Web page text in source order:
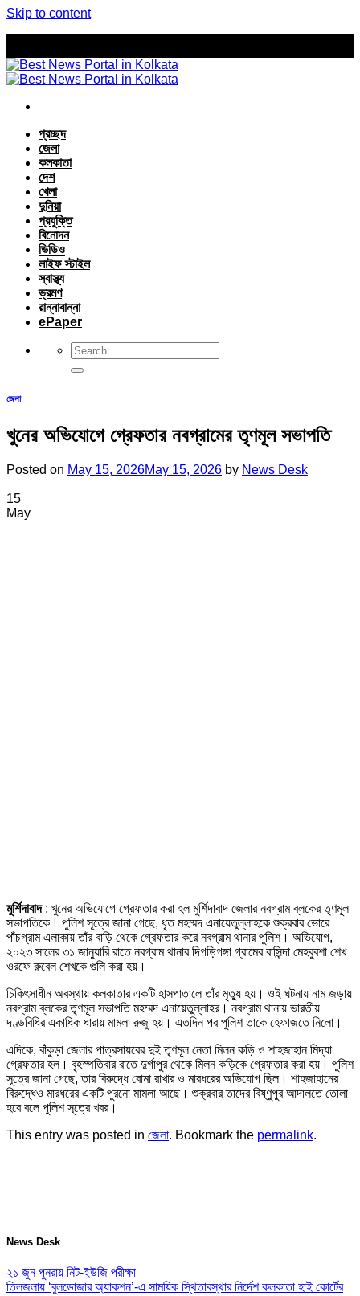
Skip to content
প্রচ্ছদ
জেলা
কলকাতা
দেশ
খেলা
দুনিয়া
প্রযুক্তি
বিনোদন
ভিডিও
লাইফ স্টাইল
স্বাস্থ্য
ভ্রমণ
রান্নাবান্না
ePaper
জেলা
খুনের অভিযোগে গ্রেফতার নবগ্রামের তৃণমূল সভাপতি
Posted on May 15, 2026May 15, 2026 by News Desk
15
May
মুর্শিদাবাদ : খুনের অভিযোগে গ্রেফতার করা হল মুর্শিদাবাদ জেলার নবগ্রাম ব্লকের তৃণমূল
সভাপতিকে। পুলিশ সূত্রে জানা গেছে, ধৃত মহম্মদ এনায়েতুল্লাহকে শুক্রবার ভোরে
পাঁচগ্রাম এলাকায় তাঁর বাড়ি থেকে গ্রেফতার করে নবগ্রাম থানার পুলিশ। অভিযোগ,
২০২৩ সালের ৩১ জানুয়ারি রাতে নবগ্রাম থানার দিগড়িগঙ্গা গ্রামের বাসিন্দা মেহবুবশা শেখ
ওরফে রুবেল শেখকে গুলি করা হয়।
চিকিৎসাধীন অবস্থায় কলকাতার একটি হাসপাতালে তাঁর মৃত্যু হয়। ওই ঘটনায় নাম জড়ায়
নবগ্রাম ব্লকের তৃণমূল সভাপতি মহম্মদ এনায়েতুল্লাহর। নবগ্রাম থানায় ভারতীয়
দণ্ডবিধির একাধিক ধারায় মামলা রুজু হয়। এতদিন পর পুলিশ তাকে হেফাজতে নিলো।
এদিকে, বাঁকুড়া জেলার পাত্রসায়রের দুই তৃণমূল নেতা মিলন কড়ি ও শাহজাহান মিদ্যা
গ্রেফতার হল। বৃহস্পতিবার রাতে দুর্গাপুর থেকে মিলন কড়িকে গ্রেফতার করা হয়। পুলিশ
সূত্রে জানা গেছে, তার বিরুদ্ধে বোমা রাখার ও মারধরের অভিযোগ ছিল। শাহজাহানের
বিরুদ্ধেও মারধরের একটি পুরনো মামলা আছে। শুক্রবার তাদের বিষ্ণুপুর আদালতে তোলা
হবে বলে পুলিশ সূত্রে খবর।
This entry was posted in জেলা. Bookmark the permalink.
News Desk
২১ জুন পুনরায় নিট-ইউজি পরীক্ষা
তিলজলায় ‘বুলডোজার অ্যাকশন’-এ সাময়িক স্থিতাবস্থার নির্দেশ কলকাতা হাই কোর্টের